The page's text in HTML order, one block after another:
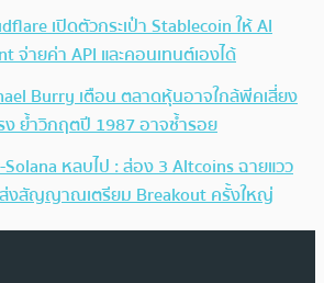
เปิดตัวกระเป๋า Stablecoin ให้ AI
จ่ายค่า API และคอนเทนต์เองได้
Burry เตือน ตลาดหุ้นอาจใกล้พีคเสี่ยง
ง ย้ำวิกฤตปี 1987 อาจซ้ำรอย
Solana หลบไป : ส่อง 3 Altcoins ฉายแวว
งสัญญาณเตรียม Breakout ครั้งใหญ่